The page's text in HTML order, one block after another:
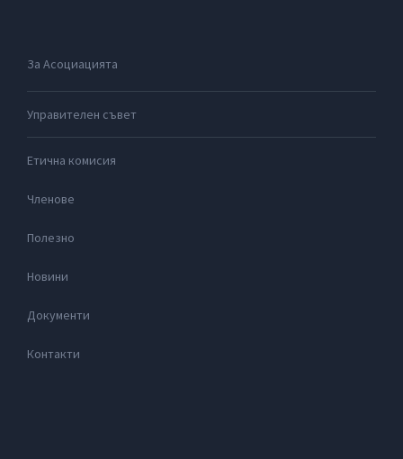
За Асоциацията
Управителен съвет
Етична комисия
Членове
Полезно
Новини
Документи
Контакти